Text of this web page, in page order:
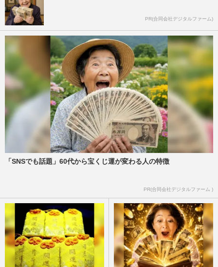
PR(合同会社デジタルファーム)
「SNSでも話題」60代から宝くじ運が変わる人の特徴
PR(合同会社デジタルファーム )